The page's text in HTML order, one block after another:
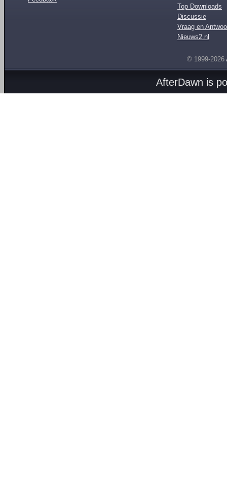
Top Downloads
Discussie
Vraag en
Nieuws2.nl
© 1999-2026
AfterDawn is